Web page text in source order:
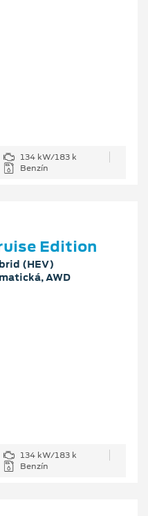
134 kW/183 k
Benzín
Edition
(HEV)
AWD
134 kW/183 k
Benzín